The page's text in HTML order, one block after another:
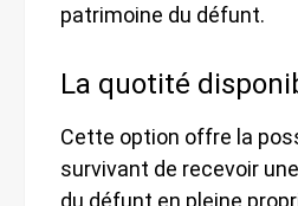
patrimoine du défunt.
La quotité
Cette option offre la
survivant de recevoir
du défunt en pleine